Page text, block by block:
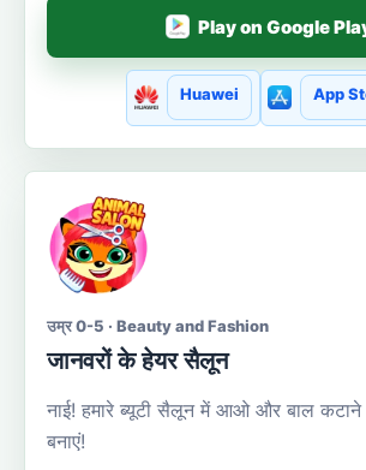
Play on Google
Huawei App
उम्र 0-5 · Beauty and Fashion
जानवरों के हेयर सैलून
नाई! हमारे ब्यूटी सैलून में आओ और बाल
बनाएं!